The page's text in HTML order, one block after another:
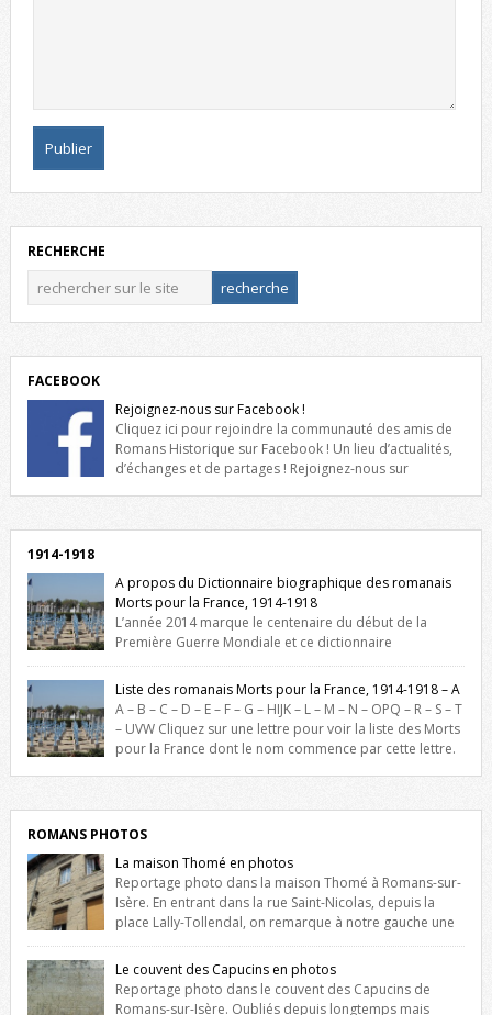
RECHERCHE
FACEBOOK
Rejoignez-nous sur Facebook !
Cliquez ici pour rejoindre la communauté des amis de
Romans Historique sur Facebook ! Un lieu d’actualités,
d’échanges et de partages ! Rejoignez-nous sur
1914-1918
A propos du Dictionnaire biographique des romanais
Morts pour la France, 1914-1918
L’année 2014 marque le centenaire du début de la
Première Guerre Mondiale et ce dictionnaire
biographique veut rendre hommage aux romanais Morts pour la
France durant ce conflit. La base de cette recherche historique est
constituée des noms gravés sur les plaques commémoratives de
l’Hôtel de Ville, du lycée du Dauphiné et du lycée Triboulet, […]
Liste des romanais Morts pour la France, 1914-1918 – A
A – B – C – D – E – F – G – HIJK – L – M – N – OPQ – R – S – T
– UVW Cliquez sur une lettre pour voir la liste des Morts
pour la France dont le nom commence par cette lettre.
ROMANS PHOTOS
La maison Thomé en photos
Reportage photo dans la maison Thomé à Romans-sur-
Isère. En entrant dans la rue Saint-Nicolas, depuis la
place Lally-Tollendal, on remarque à notre gauche une
maison construite au XVIè siècle. Les deux façades sont ornées de
fenêtres jumelles à meneaux. Entre ces deux étages, on peut voir une
niche qui contient une statue de la Vierge. […]
Le couvent des Capucins en photos
Reportage photo dans le couvent des Capucins de
Romans-sur-Isère. Oubliés depuis longtemps mais